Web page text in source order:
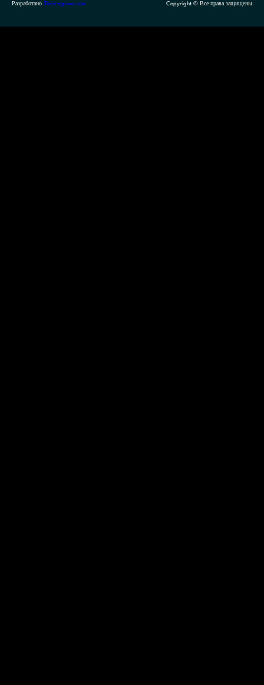
Разработано Themegrove.com Copyright © Все права защищены